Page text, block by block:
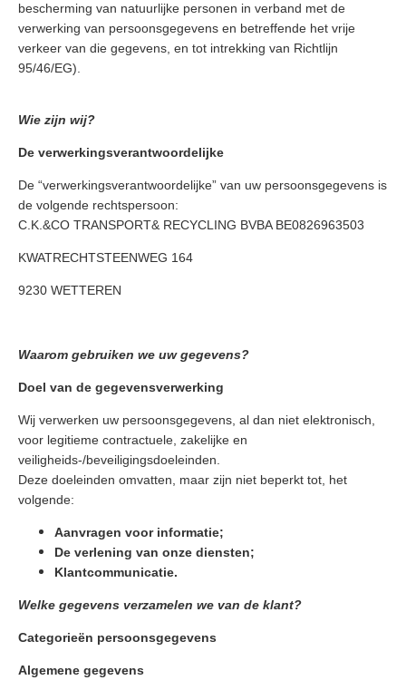
bescherming van natuurlijke personen in verband met de
verwerking van persoonsgegevens en betreffende het vrije
verkeer van die gegevens, en tot intrekking van Richtlijn
95/46/EG).
Wie zijn wij?
De verwerkingsverantwoordelijke
De “verwerkingsverantwoordelijke” van uw persoonsgegevens is
de volgende rechtspersoon:
C.K.&CO TRANSPORT& RECYCLING BVBA BE0826963503
KWATRECHTSTEENWEG 164
9230 WETTEREN
Waarom gebruiken we uw gegevens?
Doel van de gegevensverwerking
Wij verwerken uw persoonsgegevens, al dan niet elektronisch,
voor legitieme contractuele, zakelijke en
veiligheids-/beveiligingsdoeleinden.
Deze doeleinden omvatten, maar zijn niet beperkt tot, het
volgende:
Aanvragen voor informatie;
De verlening van onze diensten;
Klantcommunicatie.
Welke gegevens verzamelen we van de klant?
Categorieën persoonsgegevens
Algemene gegevens